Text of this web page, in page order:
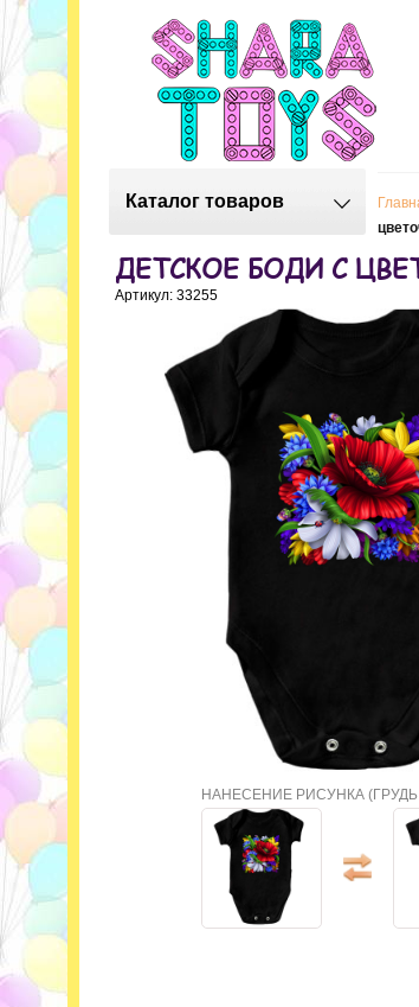
Каталог товаров
ДЕТСКОЕ БОДИ С
Артикул: 33255
НАНЕСЕНИЕ РИСУНКА